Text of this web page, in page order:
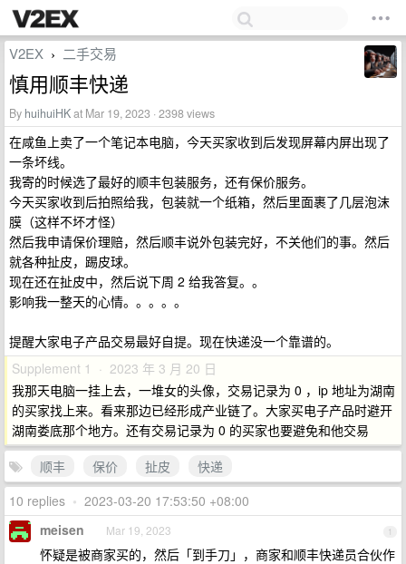
V2EX › 二手交易
慎用顺丰快递
By huihuiHKat Mar 19, 2023 · 2398 views
在咸鱼上卖了一个笔记本电脑，今天买家收到后发现屏幕内屏出现了
一条坏线。
我寄的时候选了最好的顺丰包装服务，还有保价服务。
今天买家收到后拍照给我，包装就一个纸箱，然后里面裹了几层泡沫
膜（这样不坏才怪）
然后我申请保价理赔，然后顺丰说外包装完好，不关他们的事。然后
就各种扯皮，踢皮球。
现在还在扯皮中，然后说下周 2 给我答复。。
影响我一整天的心情。。。。。
提醒大家电子产品交易最好自提。现在快递没一个靠谱的。
Supplement 1 · 2023 年 3 月 20 日
我那天电脑一挂上去，一堆女的头像，交易记录为 0 ，ip 地址为湖南
的买家找上来。看来那边已经形成产业链了。大家买电子产品时避开
湖南娄底那个地方。还有交易记录为 0 的买家也要避免和他交易
顺丰
保价 扯皮
快递
10 replies • 2023-03-20 17:53:50 +08:00
1
meisen Mar 19, 2023
怀疑是被商家买的，然后「到手刀」，商家和顺丰快递员合伙作